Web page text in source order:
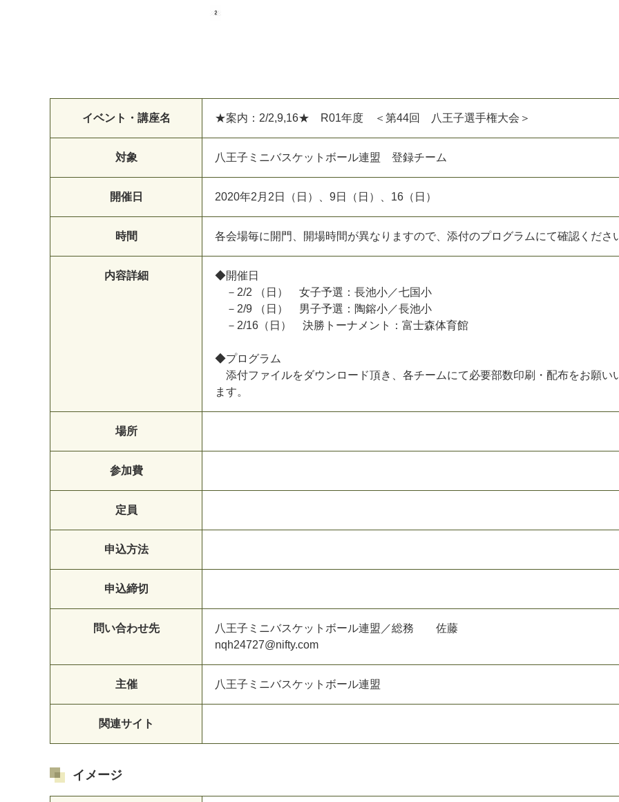
イベント・講座名 ★案内：2/2,9,16★ R01年度 ＜第44回 八王子選手権大会＞
対象 八王子ミニバスケットボール連盟 登録チーム
開催日 2020年2 月 2 日 （ 日 ） 9日 （ 日 ） 16 （ 日 ）
時間 各会場毎に 開 門 開場時間が異な り ま すので 添付のプロ グラ ムにて確認 く ださ
内容詳細 ◆開催 日
－ 2/2 （ 日 ） 女子予選 ： 長池小 ／七国小
－ 2/9 （ 日 ） 男子予選 ： 陶鎔小 ／長池小
－ 2/16 （ 日 ） 決勝 ト ーナ メ ン ト ： 富士森体育館
◆プロ グラ ム
添付フ ァイ ルをダウ ン ロ ー ド頂き 各チー ムにて必要部数印刷 ・ 配布をお願い
ま す。
場所
参加費
定員
申込方法
申込締切
問い合わせ先 八 王子 ミ ニバスケッ ト ボール連盟 ／総務 佐藤
nqh24727@nifty.com
主催 八 王子 ミ ニバスケッ ト ボール連盟
関連サイト
イメージ